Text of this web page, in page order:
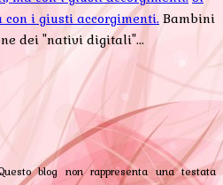
i giusti accorgimenti. Bambini
dei "nativi digitali"...
blog non rappresenta una testata